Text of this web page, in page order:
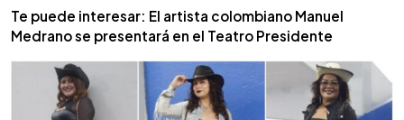
Te puede interesar: El artista colombiano Manuel
Medrano se presentará en el Teatro Presidente